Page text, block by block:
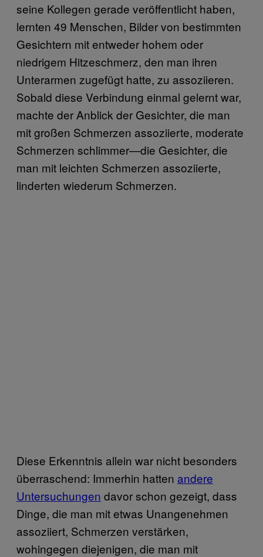
seine Kollegen gerade veröffentlicht haben,
lernten 49 Menschen, Bilder von bestimmten
Gesichtern mit entweder hohem oder
niedrigem Hitzeschmerz, den man ihren
Unterarmen zugefügt hatte, zu assoziieren.
Sobald diese Verbindung einmal gelernt war,
machte der Anblick der Gesichter, die man
mit großen Schmerzen assoziierte, moderate
Schmerzen schlimmer—die Gesichter, die
man mit leichten Schmerzen assoziierte,
linderten wiederum Schmerzen.
Diese Erkenntnis allein war nicht besonders
überraschend: Immerhin hatten andere
Untersuchungen davor schon gezeigt, dass
Dinge, die man mit etwas Unangenehmen
assoziiert, Schmerzen verstärken,
wohingegen diejenigen, die man mit